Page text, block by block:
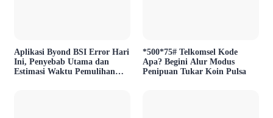
Aplikasi Byond BSI Error Hari
Ini, Penyebab Utama dan
Estimasi Waktu Pemulihan
*500*75# Telkomsel Kode
Apa? Begini Alur Modus
Penipuan Tukar Koin Pulsa